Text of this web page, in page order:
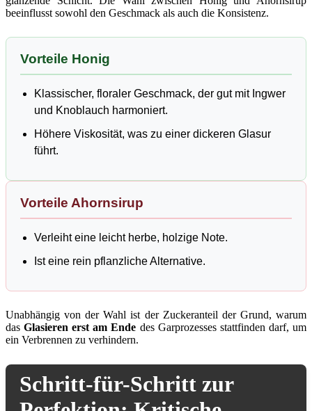
beeinflusst sowohl den Geschmack als auch die Konsistenz.
Vorteile Honig
Klassischer, floraler Geschmack, der gut mit Ingwer
und Knoblauch harmoniert.
Höhere Viskosität, was zu einer dickeren Glasur
führt.
Vorteile Ahornsirup
Verleiht eine leicht herbe, holzige Note.
Ist eine rein pflanzliche Alternative.
Unabhängig von der Wahl ist der Zuckeranteil der Grund, warum
dasGlasieren erst am Ende des Garprozesses stattfinden darf, um
ein Verbrennen zu verhindern.
Schritt-für-Schritt zur